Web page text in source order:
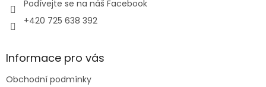
Podívejte se na náš Facebook
+420 725 638 392
Informace pro vás
Obchodní podmínky